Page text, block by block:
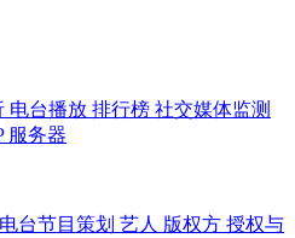
电台播放 排行榜 社交媒体监测
服务器
电台节目策划 艺人 版权方 授权与